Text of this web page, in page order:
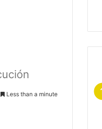
Less than a minute